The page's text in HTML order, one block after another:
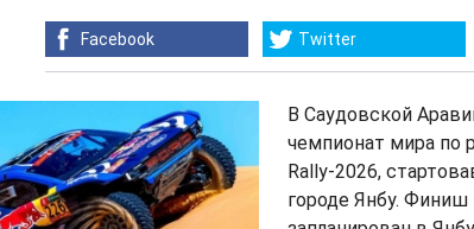
Facebook Twitter
В Саудовской
чемпионат мира по
Rally-2026,
городе Янбу. Финиш